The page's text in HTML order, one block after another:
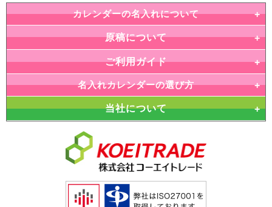
カレンダーの名入れについて
原稿について
ご利用ガイド
名入れカレンダーの選び方
当社について